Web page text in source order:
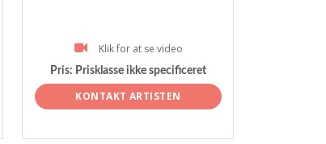
Klik for at se video
Pris: Prisklasse ikke specificeret
KONTAKT ARTISTEN